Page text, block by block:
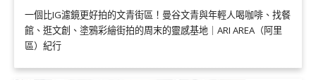
一個比IG濾鏡更好拍的文青街區！曼谷文青與年輕人喝咖啡、找餐
館、逛文創、塗鴉彩繪街拍的周末的靈感基地｜ARI AREA（阿里
區）紀行